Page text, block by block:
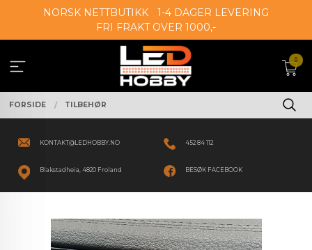
NORSK NETTBUTIKK
1-4 DAGER LEVERING
FRI FRAKT OVER 1000,-
0
FORSIDE TILBEHØR
KONTAKT@LEDHOBBY.NO 452 84 112
Blakstadheia, 4820 Froland BESØK FACEBOOK